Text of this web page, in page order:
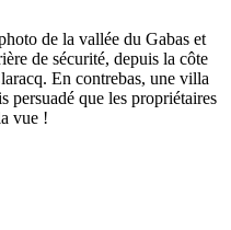
de la vallée du Gabas et
de sécurité, depuis la côte
En contrebas, une villa
persuadé que les propriétaires
vue !